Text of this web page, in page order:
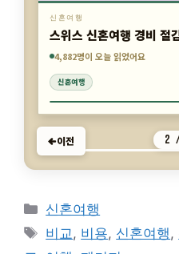
7,860명이 오늘 읽었어요
신혼여행
스위스 신혼여행 경비 절감 방
4,882명이 오늘 읽었어요
신혼여행
4,656명이 오늘 읽었어요
이전
카
테
고
신혼여행
태
그
비교,비용,신혼여행,
해외 신혼여행 호텔,
까?